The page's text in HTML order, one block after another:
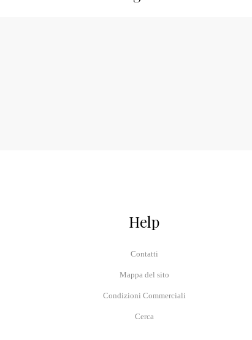
Help
Contatti
Mappa del sito
Condizioni Commerciali
Cerca